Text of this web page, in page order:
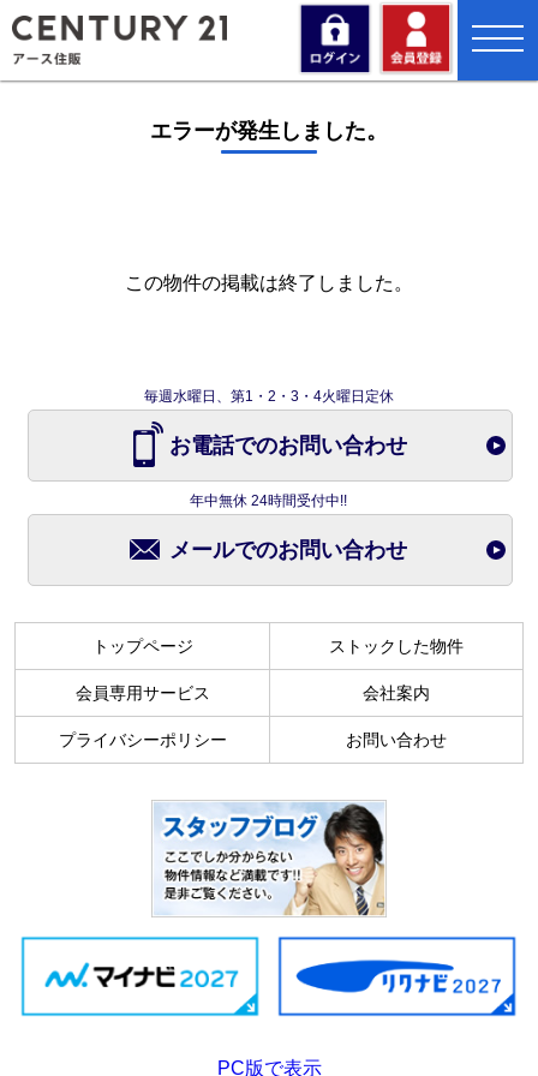
toggle
エラーが発生しました。
この物件の掲載は終了しました。
毎週水曜日、第1・2・3・4火曜日定休
お電話でのお問い合わせ
年中無休 24時間受付中!!
メールでのお問い合わせ
トップページ ストックした物件
会員専用サービス 会社案内
プライバシーポリシー お問い合わせ
PC版で表示